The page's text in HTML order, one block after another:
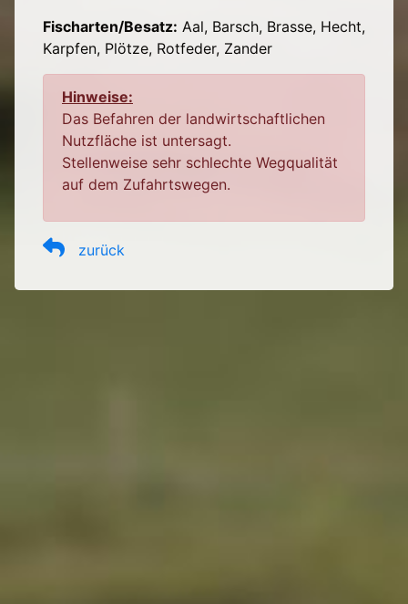
Fischarten/Besatz: Aal, Barsch, Brasse, Hecht,
Karpfen, Plötze, Rotfeder, Zander
Hinweise:
Das Befahren der landwirtschaftlichen
Nutzfläche ist untersagt.
Stellenweise sehr schlechte Wegqualität
auf dem Zufahrtswegen.
zurück